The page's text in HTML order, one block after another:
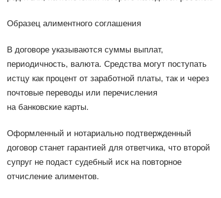
Образец алиментного соглашения
В договоре указываются суммы выплат,
периодичность, валюта. Средства могут поступать
истцу как процент от заработной платы, так и через
почтовые переводы или перечисления
на банковские карты.
Оформленный и нотариально подтвержденный
договор станет гарантией для ответчика, что второй
супруг не подаст судебный иск на повторное
отчисление алиментов.